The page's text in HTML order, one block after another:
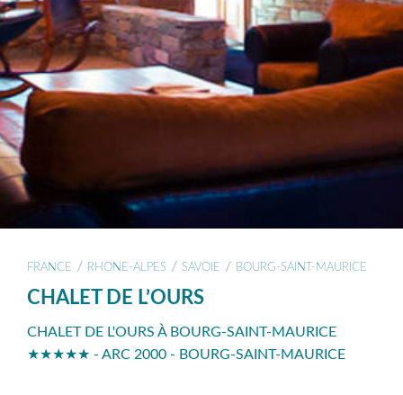
FRANCE / RHONE-ALPES / SAVOIE / BOURG-SAINT-MAURICE
CHALET DE L’OURS
CHALET DE L'OURS À BOURG-SAINT-MAURICE
★★★★★ - ARC 2000 - BOURG-SAINT-MAURICE